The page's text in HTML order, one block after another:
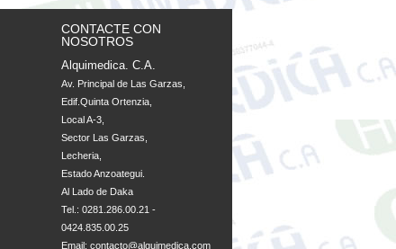
CONTACTE CON
NOSOTROS
Alquimedica. C.A.
Av. Principal de Las Garzas,
Edif.Quinta Ortenzia,
Local A-3,
Sector Las Garzas,
Lecheria,
Estado Anzoategui.
Al Lado de Daka
Tel.: 0281.286.00.21 -
0424.835.00.25
Email: contacto@alquimedica.com